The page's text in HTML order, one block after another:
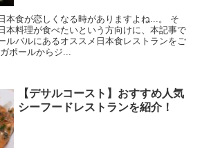
本食が恋しくなる時がありますよね...。 そ
本料理が食べたいという方向けに、本記事で
ルバルにあるオススメ日本食レストランをご
ポールからジ...
【デサルコースト】おすすめ人気
シーフードレストランを紹介！